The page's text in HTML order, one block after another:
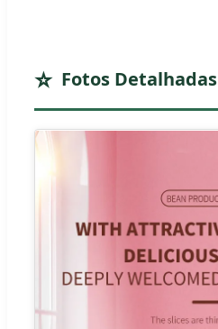
Fotos Detalhadas